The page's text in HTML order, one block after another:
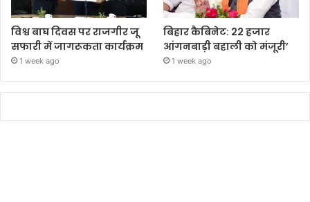
विश्व बाघ दिवस पर राजगीर जू
सफारी में जागरूकता कार्यक्रम
1 week ago
बिहार कैबिनेट: 22 हजार
आंगनबाड़ी बहाली को मंजूरी’
1 week ago